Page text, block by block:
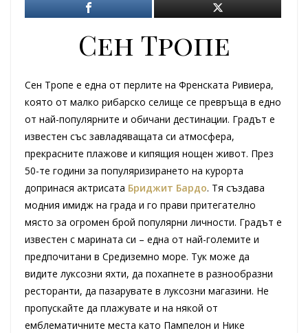
Сен Тропе
Сен Тропе е една от перлите на Френската Ривиера,
която от малко рибарско селище се превръща в едно
от най-популярните и обичани дестинации. Градът е
известен със завладяващата си атмосфера,
прекрасните плажове и кипящия нощен живот. През
50-те години за популяризирането на курорта
допринася актрисата Бриджит Бардо. Тя създава
модния имидж на града и го прави притегателно
място за огромен брой популярни личности. Градът е
известен с марината си – една от най-големите и
предпочитани в Средиземно море. Тук може да
видите луксозни яхти, да похапнете в разнообразни
ресторанти, да пазарувате в луксозни магазини. Не
пропускайте да плажувате и на някой от
емблематичните места като Пампелон и Нике